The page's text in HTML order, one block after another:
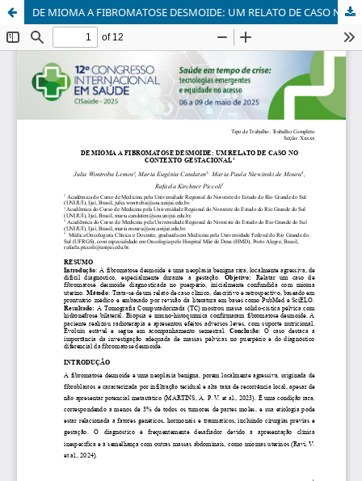
DE MIOMA A FIBROMATOSE DESMOIDE: UM RELATO DE CASO NO CONTEXTO GESTACIONAL